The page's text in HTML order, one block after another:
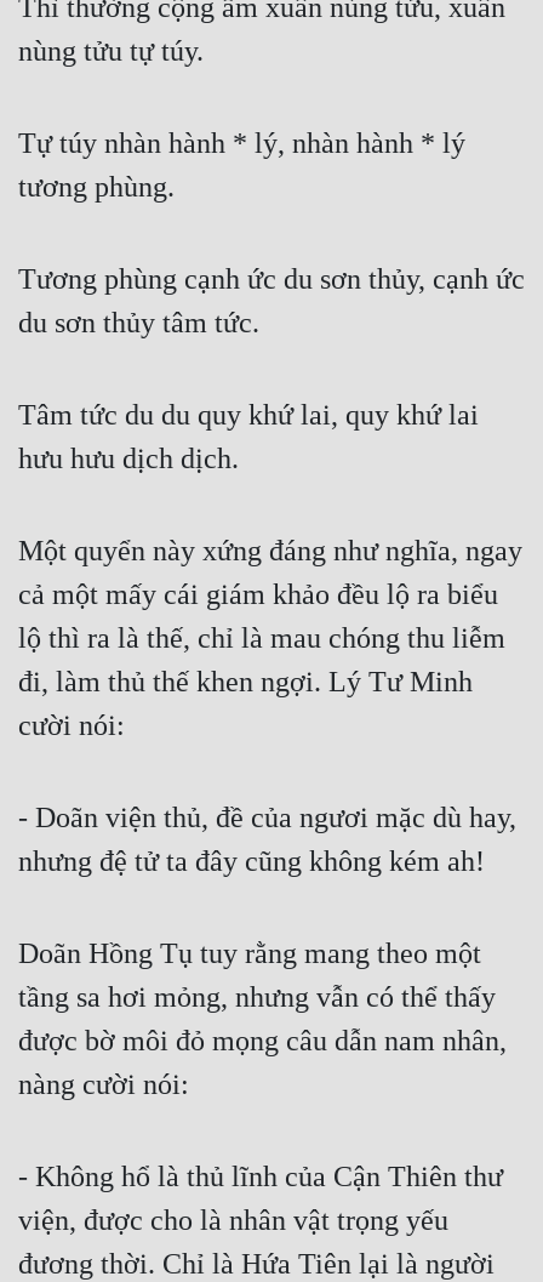
Thì thường cộng ẩm xuân nùng tửu, xuân
nùng tửu tự túy.
Tự túy nhàn hành * lý, nhàn hành * lý
tương phùng.
Tương phùng cạnh ức du sơn thủy, cạnh ức
du sơn thủy tâm tức.
Tâm tức du du quy khứ lai, quy khứ lai
hưu hưu dịch dịch.
Một quyển này xứng đáng như nghĩa, ngay
cả một mấy cái giám khảo đều lộ ra biểu
lộ thì ra là thế, chỉ là mau chóng thu liễm
đi, làm thủ thế khen ngợi. Lý Tư Minh
cười nói:
- Doãn viện thủ, đề của ngươi mặc dù hay,
nhưng đệ tử ta đây cũng không kém ah!
Doãn Hồng Tụ tuy rằng mang theo một
tầng sa hơi mỏng, nhưng vẫn có thể thấy
được bờ môi đỏ mọng câu dẫn nam nhân,
nàng cười nói:
- Không hổ là thủ lĩnh của Cận Thiên thư
viện, được cho là nhân vật trọng yếu
đương thời. Chỉ là Hứa Tiên lại là người